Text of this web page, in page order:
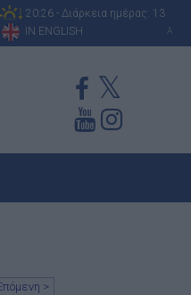
20:26 - Διάρκεια ημέρας: 13
IN ENGLISH A
>